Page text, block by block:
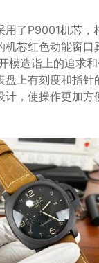
了P9001机芯
芯红色动能窗
造诣上的追求和
上有刻度和指
，使操作更加